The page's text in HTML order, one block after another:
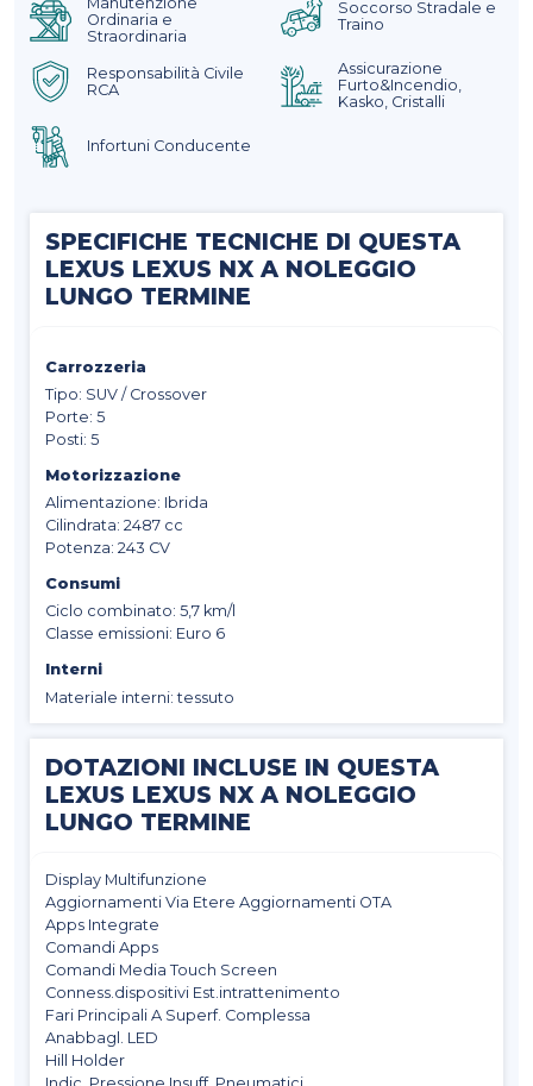
Ordinaria e
Straordinaria
Soccorso Stradale e
Traino
Responsabilità Civile
RCA
Assicurazione
Furto&Incendio,
Kasko, Cristalli
Infortuni Conducente
SPECIFICHE TECNICHE DI QUESTA
LEXUS LEXUS NX A NOLEGGIO
LUNGO TERMINE
Carrozzeria
Tipo: SUV / Crossover
Porte: 5
Posti: 5
Motorizzazione
Alimentazione: Ibrida
Cilindrata: 2487 cc
Potenza: 243 CV
Consumi
Ciclo combinato: 5,7 km/l
Classe emissioni: Euro 6
Interni
Materiale interni: tessuto
DOTAZIONI INCLUSE IN QUESTA
LEXUS LEXUS NX A NOLEGGIO
LUNGO TERMINE
Display Multifunzione
Aggiornamenti Via Etere Aggiornamenti OTA
Apps Integrate
Comandi Apps
Comandi Media Touch Screen
Conness.dispositivi Est.intrattenimento
Fari Principali A Superf. Complessa
Anabbagl. LED
Hill Holder
Indic. Pressione Insuff. Pneumatici